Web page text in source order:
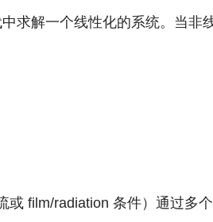
求解一个线性化的系统。当非
film/radiation 条件）通过多